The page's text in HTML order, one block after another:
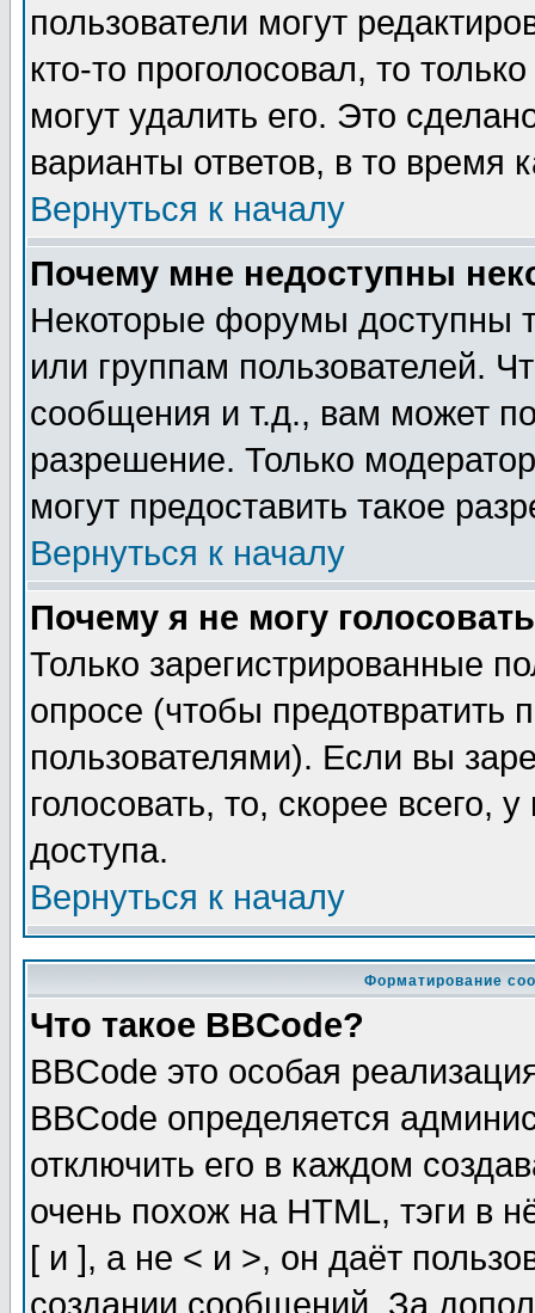
пользователи могут
кто-то проголосовал, то
могут удалить его. Это
варианты ответов, в то время
Вернуться к началу
Почему мне недоступны
Некоторые форумы доступны
или группам пользователей.
сообщения и т.д., вам может
разрешение. Только
могут предоставить такое
Вернуться к началу
Почему я не могу
Только зарегистрированные
опросе (чтобы предотвратить
пользователями). Если вы
голосовать, то, скорее всего,
доступа.
Вернуться к началу
Форматирование
Что такое BBCode?
BBCode это особая
BBCode определяется
отключить его в каждом
очень похож на HTML, тэги в
[ и ], а не < и >, он даёт
создании сообщений. За